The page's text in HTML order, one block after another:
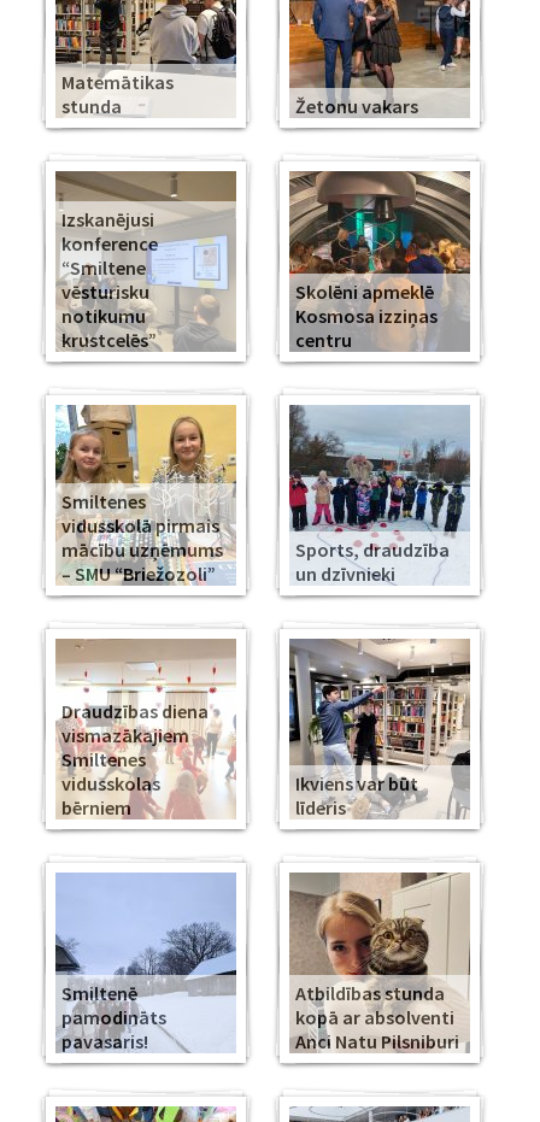
Matemātikas
stunda
Žetonu vakars
Izskanējusi
konference
“Smiltene
vēsturisku
notikumu
krustcelēs”
Skolēni apmeklē
Kosmosa izziņas
centru
Smiltenes
vidusskolā pirmais
mācību uzņēmums
– SMU “Briežozoli”
Sports, draudzība
un dzīvnieki
Draudzības diena
vismazākajiem
Smiltenes
vidusskolas
bērniem
Ikviens var būt
līderis
Smiltenē
pamodināts
pavasaris!
Atbildības stunda
kopā ar absolventi
Anci Natu Pilsniburi